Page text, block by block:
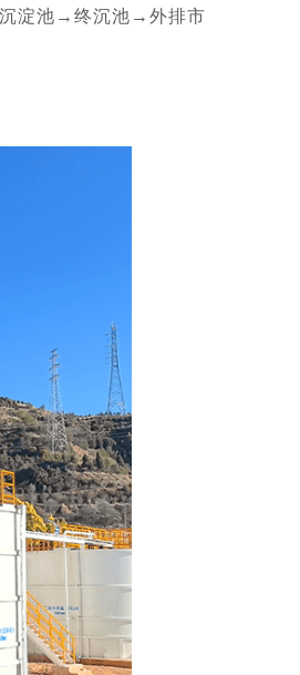
淀池→终沉池→外排市